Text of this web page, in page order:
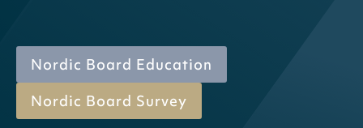
Nordic Board Education
Nordic Board Survey